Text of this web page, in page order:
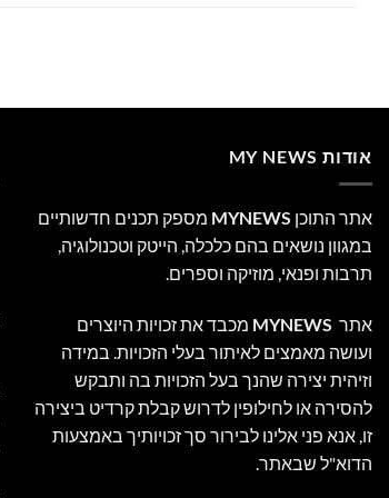
אודות MY NEWS
אתר התוכן MYNEWS מספק תכנים חדשותיים
במגוון נושאים בהם כלכלה, הייטק וטכנולוגיה,
תרבות ופנאי, מוזיקה וספרים.
אתר MYNEWS מכבד את זכויות היוצרים
ועושה מאמצים לאיתור בעלי הזכויות. במידה
וזיהית יצירה שהנך בעל הזכויות בה ותבקש
להסירה או לחילופין לדרוש קבלת קרדיט ביצירה
זו, אנא פני אלינו לבירור סך זכויותיך באמצעות
הדוא"ל שבאתר.